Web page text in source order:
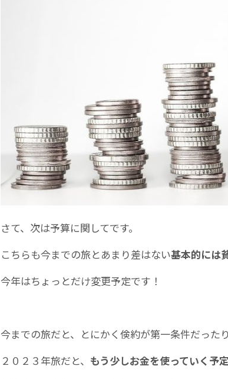
さて、次は予算に関してです。
こちらも今までの旅とあまり差はない基本的には
今年はちょっとだけ変更予定です！
今までの旅だと、とにかく倹約が第一条件だった
２０２３年旅だと、 もう少しお金を使っていく予